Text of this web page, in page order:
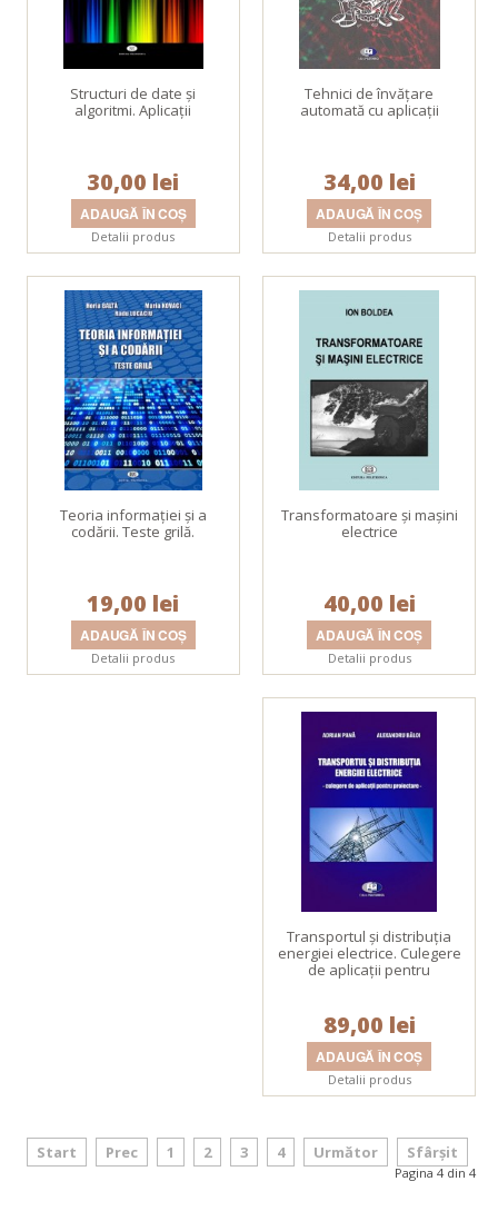
Structuri de date şi
algoritmi. Aplicaţii
30,00 lei
Detalii produs
Tehnici de învăţare
automată cu aplicaţii
34,00 lei
Detalii produs
Teoria informaţiei şi a
codării. Teste grilă.
19,00 lei
Detalii produs
Transformatoare şi maşini
electrice
40,00 lei
Detalii produs
Transportul şi distribuţia
energiei electrice. Culegere
de aplicaţii pentru
89,00 lei
Detalii produs
Start Prec 1 2 3 4 Următor Sfârșit
Pagina 4 din 4